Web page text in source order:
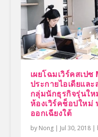
เผยโฉมเวิร์คสเปซ
ประกายไอเดียแล
กลุ่มนักธุรกิจรุ่นใ
ห้องเวิร์คช็อปใหม่
ออกเฉียงใต้
by Nong| Jul 30, 2018|